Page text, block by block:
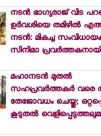
നടന്‍ ഭാഗ്യരാജ് വിട
ഉര്‍വശിയെ തമിഴില്‍
നടന്‍: മികച്ച
സിനിമാ
മഹാനടന്‍ മുതല്‍
സഹപ്രവര്‍ത്തകര്‍ വരെ
തേജോവധം ചെയ്തു;
കൂടുതല്‍